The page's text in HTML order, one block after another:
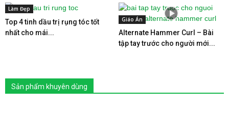
Làm Đẹp
Top 4 tinh dầu trị rụng tóc tốt
nhất cho mái...
Giáo Án
Alternate Hammer Curl – Bài
tập tay trước cho người mới...
Sản phẩm khuyên dùng